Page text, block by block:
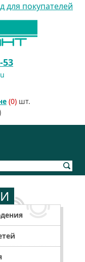
для покупателей
53
(0) шт.